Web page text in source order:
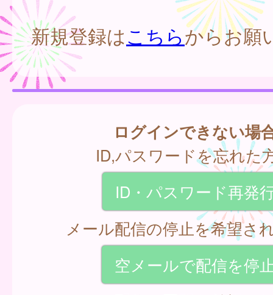
新規登録はこちらからお願
ログインできない場
ID,パスワードを忘れた
ID・パスワード再発
メール配信の停止を希望さ
空メールで配信を停